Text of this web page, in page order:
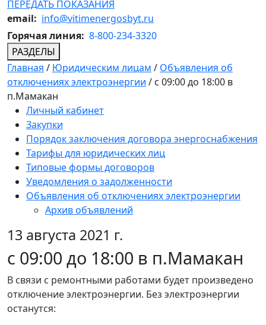
ПЕРЕДАТЬ ПОКАЗАНИЯ
email: info@vitimenergosbyt.ru
Горячая линия: 8-800-234-3320
РАЗДЕЛЫ
Главная / Юридическим лицам / Объявления об
отключениях электроэнергии / с 09:00 до 18:00 в
п.Мамакан
Личный кабинет
Закупки
Порядок заключения договора энергоснабжения
Тарифы для юридических лиц
Типовые формы договоров
Уведомления о задолженности
Объявления об отключениях электроэнергии
Архив объявлений
13 августа 2021 г.
с 09:00 до 18:00 в п.Мамакан
В связи с ремонтными работами будет произведено
отключение электроэнергии. Без электроэнергии
останутся: